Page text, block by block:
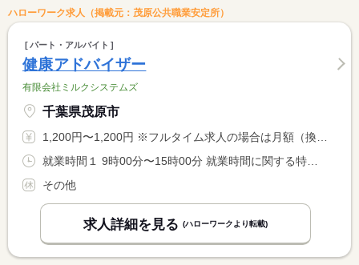
ハローワーク求人（掲載元：茂原公共職業安定所）
パート・アルバイト
健康アドバイザー
有限会社ミルクシステムズ
千葉県茂原市
1,200円〜1,200円 ※フルタイム求人の場合は月額（換算額）、パート求人の場合は時間額を表示しています。
その他
求人詳細を見る (ハローワークより転載)